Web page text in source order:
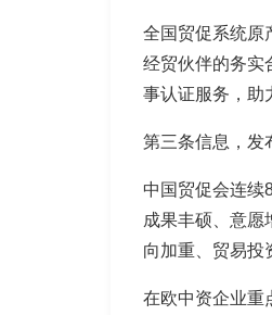
全国贸促系统原
经贸伙伴的务实
事认证服务，助
第三条信息，发
中国贸促会连续
成果丰硕、意愿
向加重、贸易投
在欧中资企业重